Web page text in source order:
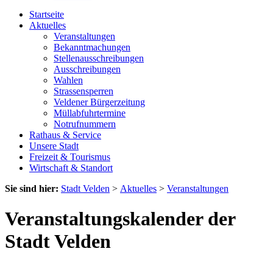
Startseite
Aktuelles
Veranstaltungen
Bekanntmachungen
Stellenausschreibungen
Ausschreibungen
Wahlen
Strassensperren
Veldener Bürgerzeitung
Müllabfuhrtermine
Notrufnummern
Rathaus & Service
Unsere Stadt
Freizeit & Tourismus
Wirtschaft & Standort
Sie sind hier: Stadt Velden > Aktuelles > Veranstaltungen
Veranstaltungskalender der
Stadt Velden